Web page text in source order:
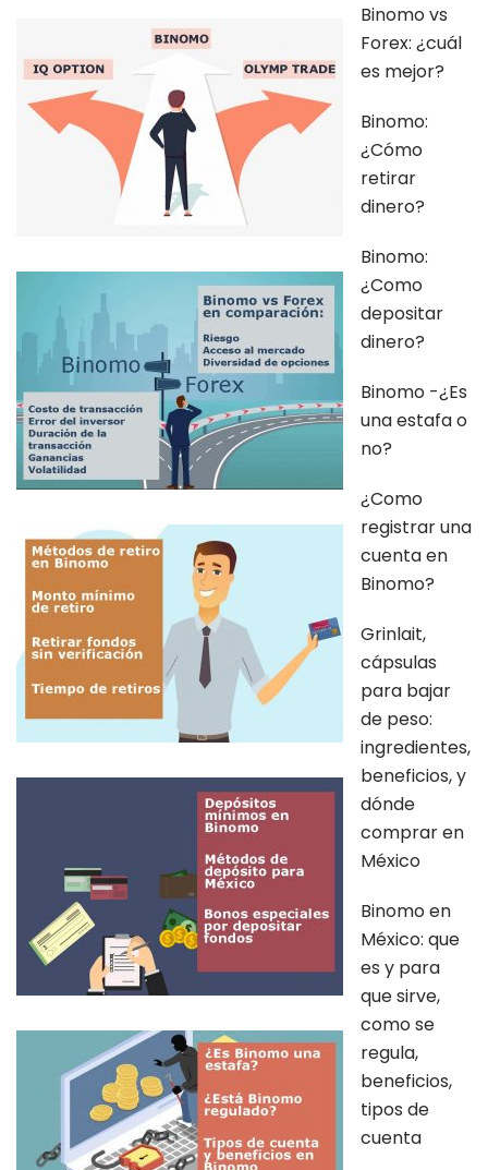
Binomo vs
Forex: ¿cuál
es mejor?
Binomo:
¿Cómo
retirar
dinero?
Binomo:
¿Como
depositar
dinero?
Binomo -¿Es
una estafa o
no?
¿Como
registrar una
cuenta en
Binomo?
Grinlait,
cápsulas
para bajar
de peso:
ingredientes,
beneficios, y
dónde
comprar en
México
Binomo en
México: que
es y para
que sirve,
como se
regula,
beneficios,
tipos de
cuenta